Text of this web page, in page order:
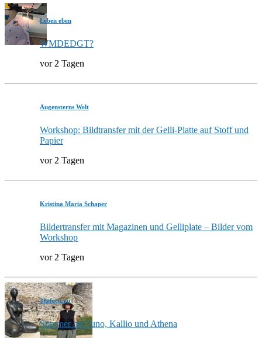
Leben eben
WMDEDGT?
vor 2 Tagen
Augensterns Welt
Workshop: Bildtransfer mit der Gelli-Platte auf Stoff und
Papier
vor 2 Tagen
Kristina Maria Schaper
Bildertransfer mit Magazinen und Gelliplate – Bilder vom
Workshop
vor 2 Tagen
3hefecit.eu
Sommer mit Juno, Kallio und Athena